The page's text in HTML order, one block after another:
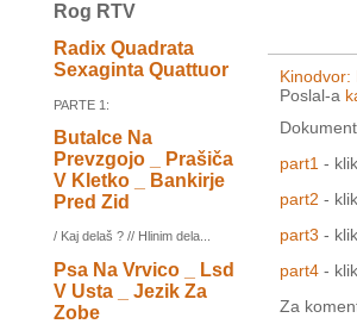
Rog RTV
Radix Quadrata
Sexaginta Quattuor
PARTE 1:
Butalce Na
Prevzgojo _ Prašiča
V Kletko _ Bankirje
Pred Zid
/ Kaj delaš ? // Hlinim dela...
Psa Na Vrvico _ Lsd
V Usta _ Jezik Za
Zobe
Kinodvor:
Poslal-a
part1 -
part2 -
part3 -
part4 -
Za